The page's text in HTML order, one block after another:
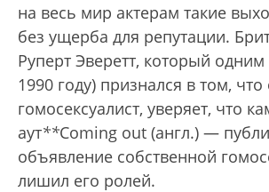
на весь мир актерам такие
без ущерба для репутации.
Руперт Эверетт, который
1990 году) признался в том, что
гомосексуалист, уверяет, что
аут**Coming out (англ.) —
объявление собственной
лишил его ролей.